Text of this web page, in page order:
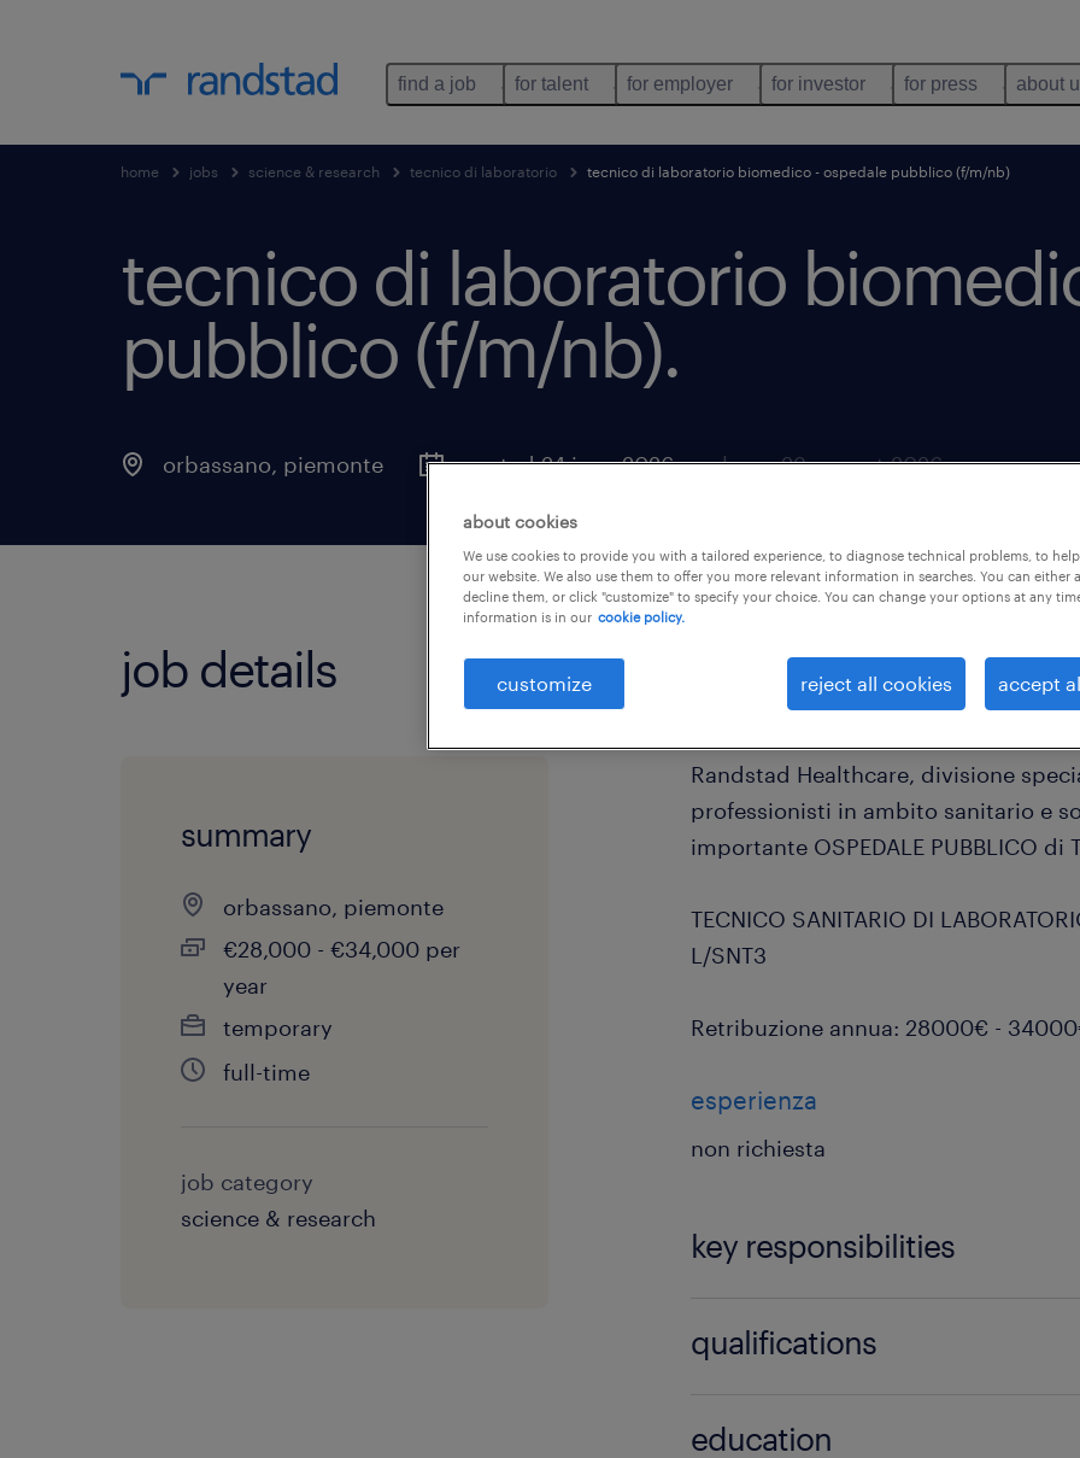
find a job for talent for employer for investor for press about
home jobs science & research tecnico di laboratorio tecnico di laboratorio biomedico - ospedale pubblico (f/m/nb)
tecnico di laboratorio
pubblico (f/m/nb).
orbassano, piemonte posted 24 june 2026 closes 23 august 2026
job details
summary
orbassano, piemonte
€28,000 - €34,000 per
year
temporary
full-time
job category
science & research
Randstad Healthcare, divisione
professionisti in ambito sanitario e
importante OSPEDALE PUBBLICO di
TECNICO SANITARIO DI
L/SNT3
Retribuzione annua: 28000€ -
esperienza
non richiesta
key responsibilities
si occuperà di eseguire analisi su
diagnosi e il monitoraggio delle
qualifications
education
about cookies
We use cookies to provide you with a tailored experience, to diagnose technical problems, to
our website. We also use them to offer you more relevant information in searches. You can either
decline them, or click "customize" to specify your choice. You can change your options at any
information is in our cookie policy.
customize reject all cookies accept